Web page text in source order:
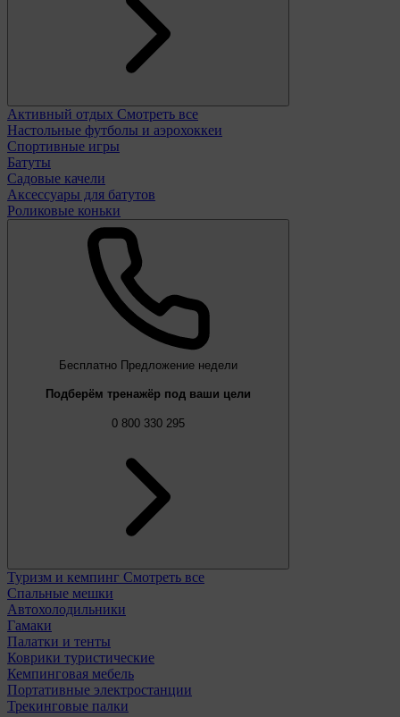
Активный отдых Смотреть все
Настольные футболы и аэрохоккеи
Спортивные игры
Батуты
Садовые качели
Аксессуары для батутов
Роликовые коньки
Бесплатно Предложение недели
Подберём тренажёр под ваши цели
0 800 330 295
Туризм и кемпинг Смотреть все
Спальные мешки
Автохолодильники
Гамаки
Палатки и тенты
Коврики туристические
Кемпинговая мебель
Портативные электростанции
Трекинговые палки